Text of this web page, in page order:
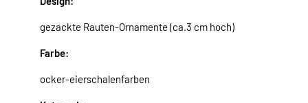
gezackte Rauten-Ornamente (ca.3 cm hoch)
Farbe:
ocker-eierschalenfarben